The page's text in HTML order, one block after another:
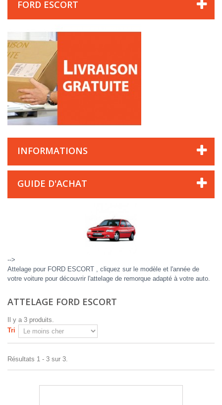
FORD ESCORT
INFORMATIONS
GUIDE D'ACHAT
-->
Attelage pour FORD ESCORT , cliquez sur le modèle et l'année de
votre voiture pour découvrir l'attelage de remorque adapté à votre auto.
ATTELAGE FORD ESCORT
Il y a 3 produits.
Tri
Résultats 1 - 3 sur 3.